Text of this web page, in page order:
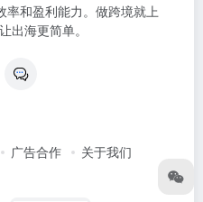
率和盈利能力。做跨境就上
出海更简单。
广告合作 关于我们